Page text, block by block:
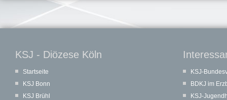
KSJ - Diözese Köln
Startseite
KSJ Bonn
KSJ Brühl
KSJ-
BDKJ im
KSJ-